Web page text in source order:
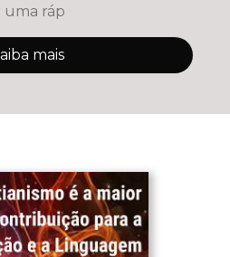
uma ráp
mais